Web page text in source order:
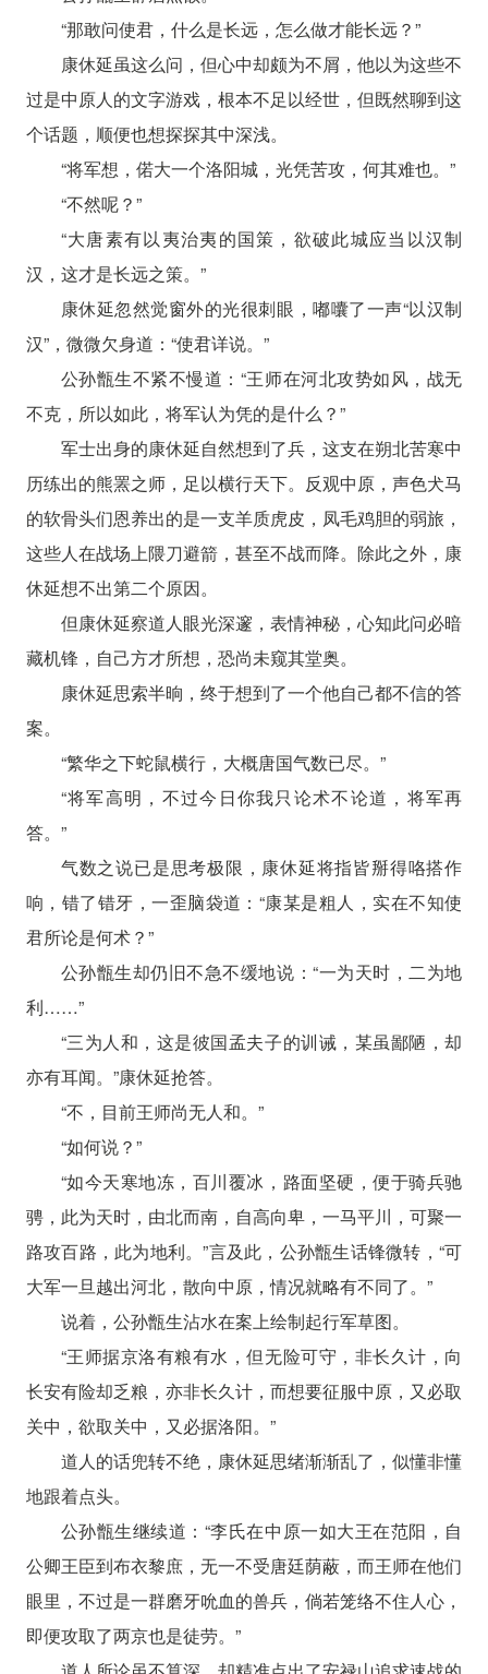
“那敢问使君，什么是长远，怎么做才能长远？”
康休延虽这么问，但心中却颇为不屑，他以为这些不
过是中原人的文字游戏，根本不足以经世，但既然聊到这
个话题，顺便也想探探其中深浅。
“将军想，偌大一个洛阳城，光凭苦攻，何其难也。”
“不然呢？”
“大唐素有以夷治夷的国策，欲破此城应当以汉制
汉，这才是长远之策。”
康休延忽然觉窗外的光很刺眼，嘟囔了一声“以汉制
汉”，微微欠身道：“使君详说。”
公孙甑生不紧不慢道：“王师在河北攻势如风，战无
不克，所以如此，将军认为凭的是什么？”
军士出身的康休延自然想到了兵，这支在朔北苦寒中
历练出的熊罴之师，足以横行天下。反观中原，声色犬马
的软骨头们恩养出的是一支羊质虎皮，凤毛鸡胆的弱旅，
这些人在战场上隈刀避箭，甚至不战而降。除此之外，康
休延想不出第二个原因。
但康休延察道人眼光深邃，表情神秘，心知此问必暗
藏机锋，自己方才所想，恐尚未窥其堂奥。​
康休延思索半晌，终于想到了一个他自己都不信的答
案。
“繁华之下蛇鼠横行，大概唐国气数已尽。”
“将军高明，不过今日你我只论术不论道，将军再
答。”
气数之说已是思考极限，康休延将指皆掰得咯搭作
响，错了错牙，一歪脑袋道：“康某是粗人，实在不知使
君所论是何术？”
公孙甑生却仍旧不急不缓地说：“一为天时，二为地
利……”
“三为人和，这是彼国孟夫子的训诫，某虽鄙陋，却
亦有耳闻。”康休延抢答。
“不，目前王师尚无人和。”
“如何说？”
“如今天寒地冻，百川覆冰，路面坚硬，便于骑兵驰
骋，此为天时，由北而南，自高向卑，一马平川，可聚一
路攻百路，此为地利。”言及此，公孙甑生话锋微转，“可
大军一旦越出河北，散向中原，情况就略有不同了。”
说着，公孙甑生沾水在案上绘制起行军草图。
“王师据京洛有粮有水，但无险可守，非长久计，向
长安有险却乏粮，亦非长久计，而想要征服中原，又必取
关中，欲取关中，又必据洛阳。”
道人的话兜转不绝，康休延思绪渐渐乱了，似懂非懂
地跟着点头。
公孙甑生继续道：“李氏在中原一如大王在范阳，自
公卿王臣到布衣黎庶，无一不受唐廷荫蔽，而王师在他们
眼里，不过是一群磨牙吮血的兽兵，倘若笼络不住人心，
即便攻取了两京也是徒劳。”